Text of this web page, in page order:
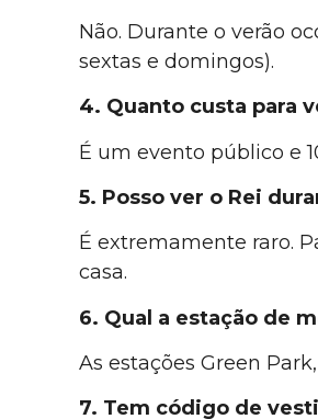
Não. Durante o verão
sextas e domingos).
4. Quanto custa para
É um evento público e
5. Posso ver o Rei
É extremamente raro.
casa.
6. Qual a estação de
As estações Green
7. Tem código de